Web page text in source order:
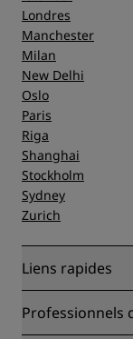
Londres
Manchester
Milan
New Delhi
Oslo
Paris
Riga
Shanghai
Stockholm
Sydney
Zurich
Liens rapides
Radisson Rewards
Professionnels